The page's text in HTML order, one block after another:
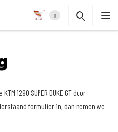
0
1290 SUPER DUKE GT door
formulier in, dan nemen we